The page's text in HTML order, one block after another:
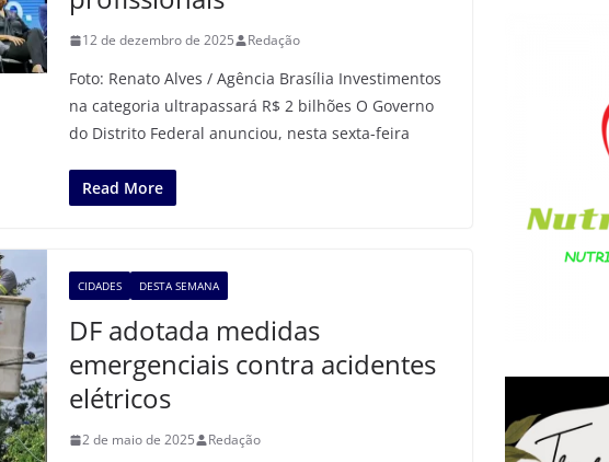
12 de dezembro de 2025 Redação
Foto: Renato Alves / Agência Brasília Investimentos
na categoria ultrapassará R$ 2 bilhões O Governo
do Distrito Federal anunciou, nesta sexta-feira
Read More
CIDADES DESTA SEMANA
DF adotada medidas
emergenciais contra acidentes
elétricos
2 de maio de 2025 Redação